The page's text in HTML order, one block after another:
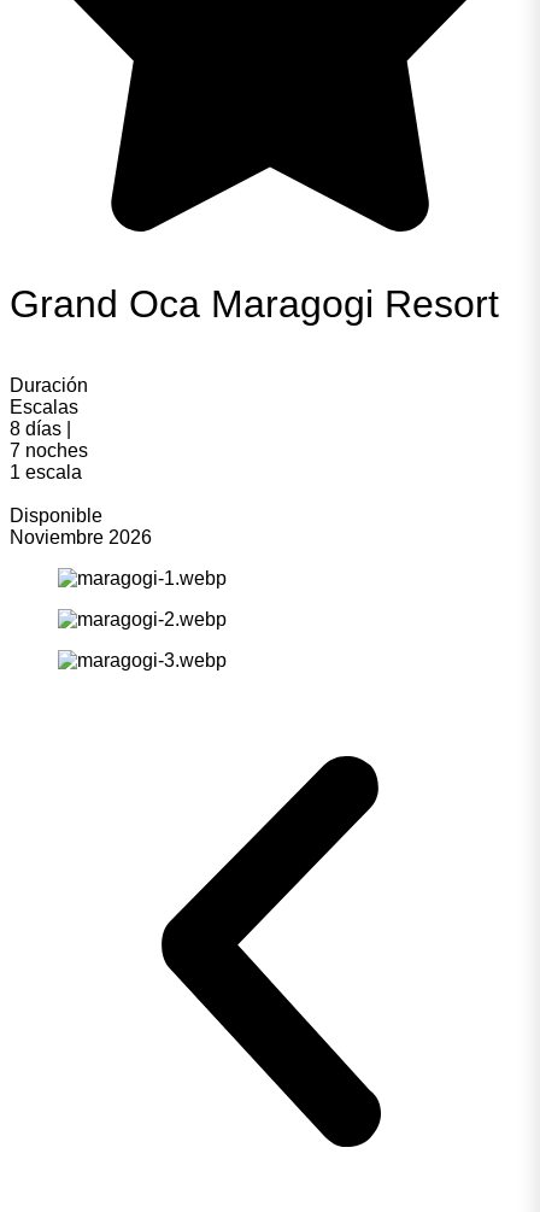
Grand Oca Maragogi Resort
Duración
Escalas
8 días |
7 noches
1 escala
Disponible
Noviembre 2026